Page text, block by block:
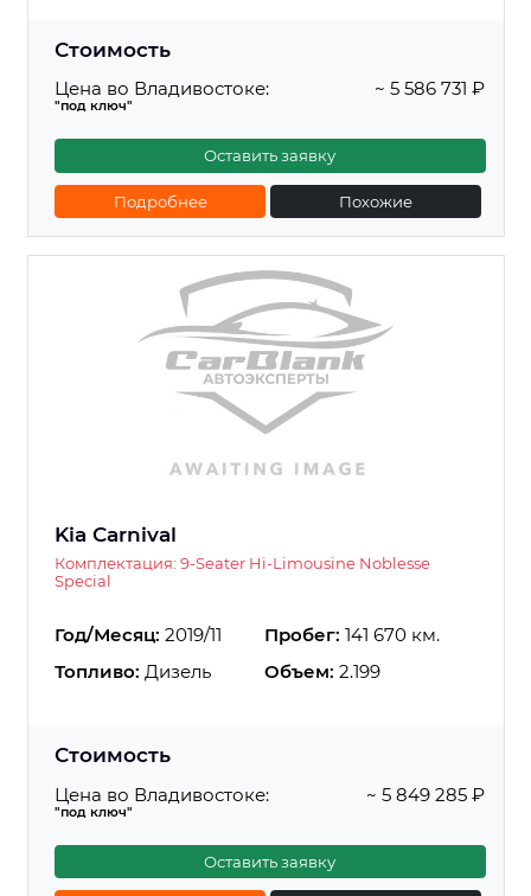
Стоимость
Цена во Владивостоке:
"под ключ"
~ 5 586 731 ₽
Оставить заявку
Подробнее Похожие
Kia Carnival
Комплектация: 9-Seater Hi-Limousine Noblesse
Special
Год/Месяц: 2019/11 Пробег: 141 670 км.
Топливо: Дизель Объем: 2.199
Стоимость
Цена во Владивостоке:
"под ключ"
~ 5 849 285 ₽
Оставить заявку